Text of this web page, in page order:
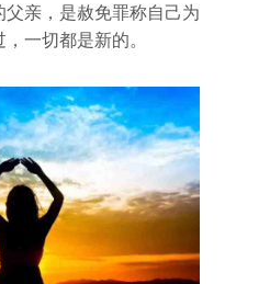
亲，是赦免罪称自己为
一切都是新的。